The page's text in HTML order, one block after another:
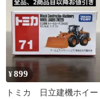
¥899
トミカ 日立建機ホイー